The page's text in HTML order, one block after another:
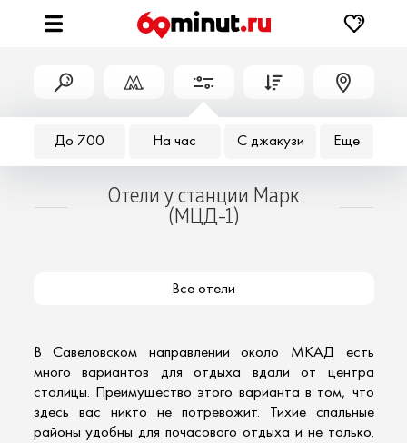
До 700 На час С джакузи Еще
Отели у станции Марк
(МЦД-1)
Все отели
В Савеловском направлении около МКАД есть
много вариантов для отдыха вдали от центра
столицы. Преимущество этого варианта в том, что
здесь вас никто не потревожит. Тихие спальные
районы удобны для почасового отдыха и не только.